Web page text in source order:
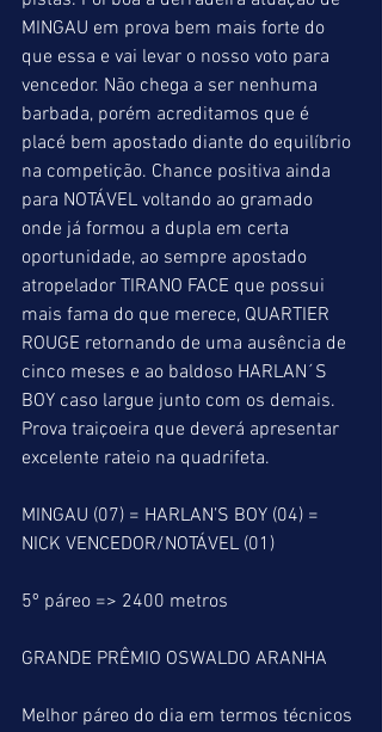
MINGAU em prova bem mais forte do
que essa e vai levar o nosso voto para
vencedor. Não chega a ser nenhuma
barbada, porém acreditamos que é
placé bem apostado diante do equilíbrio
na competição. Chance positiva ainda
para NOTÁVEL voltando ao gramado
onde já formou a dupla em certa
oportunidade, ao sempre apostado
atropelador TIRANO FACE que possui
mais fama do que merece, QUARTIER
ROUGE retornando de uma ausência de
cinco meses e ao baldoso HARLAN´S
BOY caso largue junto com os demais.
Prova traiçoeira que deverá apresentar
excelente rateio na quadrifeta.
MINGAU (07) = HARLAN’S BOY (04) =
NICK VENCEDOR/NOTÁVEL (01)
5º páreo => 2400 metros
GRANDE PRÊMIO OSWALDO ARANHA
Melhor páreo do dia em termos técnicos